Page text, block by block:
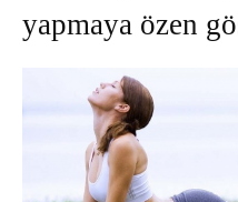
yapmaya özen